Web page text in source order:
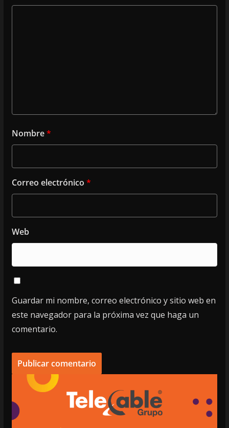
Nombre*
Correo electrónico *
Web
Guardar mi nombre, correo electrónico y sitio web en
este navegador para la próxima vez que haga un
comentario.